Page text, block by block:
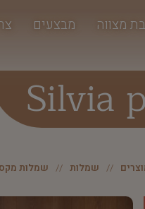
בת מצווה מבצעים
Silvia
שמלות שמלות